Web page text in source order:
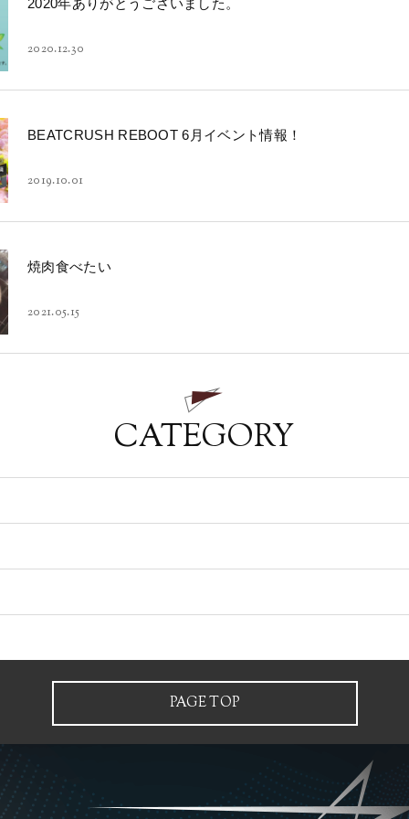
2020年ありがとうございました。
2020.12.30
BEATCRUSH REBOOT 6月イベント情報！
2019.10.01
焼肉食べたい
2021.05.15
CATEGORY
PAGE TOP